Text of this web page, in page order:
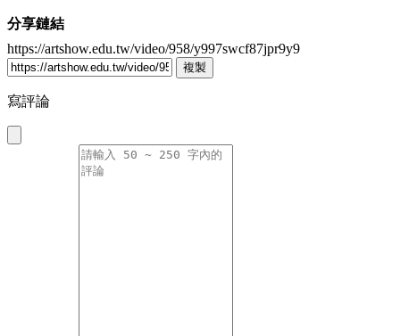
分享鏈結
https://artshow.edu.tw/video/958/y997swcf87jpr9y9
複製
寫評論